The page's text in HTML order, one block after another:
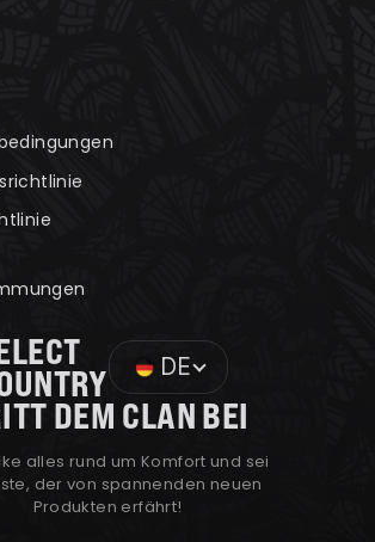
DE
DEM CLAN BEI
alles rund um Komfort und sei
der von spannenden neuen
Produkten erfährt!